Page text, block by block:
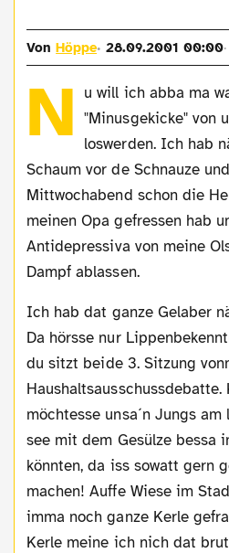
VonHöppe 28.09.2001 00:00
N
u will ich abba ma
"Minusgekicke" von
loswerden. Ich hab
Schaum vor de Schnauze
Mittwochabend schon die
meinen Opa gefressen hab
Antidepressiva von meine
Dampf ablassen.
Ich hab dat ganze Gelaber nämlich sowatt von satt.
Da hörsse nur
du sitzt beide 3. Sitzung
Haushaltsausschussdebatte.
möchtesse unsa´n Jungs
see mit dem Gesülze bessa
könnten, da iss sowatt gern
machen! Auffe Wiese im
imma noch ganze Kerle
Kerle meine ich nich dat